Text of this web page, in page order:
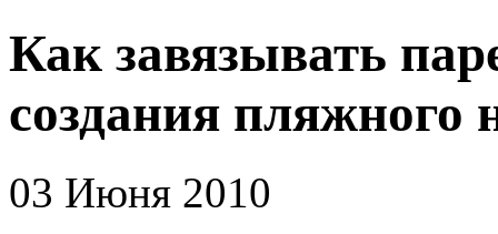
Как завязывать
создания пляжного
03 Июня 2010